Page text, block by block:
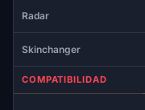
Radar
Skinchanger
COMPATIBILIDAD